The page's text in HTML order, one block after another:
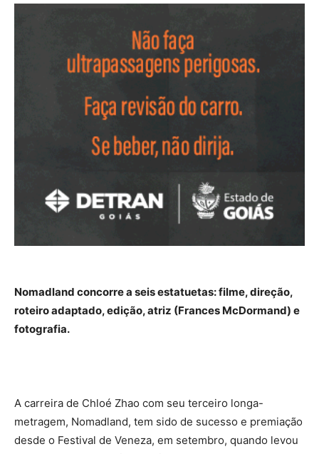
Nomadland concorre a seis estatuetas: filme, direção,
roteiro adaptado, edição, atriz (Frances McDormand) e
fotografia.
A carreira de Chloé Zhao com seu terceiro longa-
metragem, Nomadland, tem sido de sucesso e premiação
desde o Festival de Veneza, em setembro, quando levou